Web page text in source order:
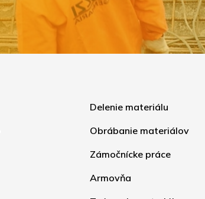
Delenie materiálu
Obrábanie materiálov
Zámočnícke práce
Armovňa